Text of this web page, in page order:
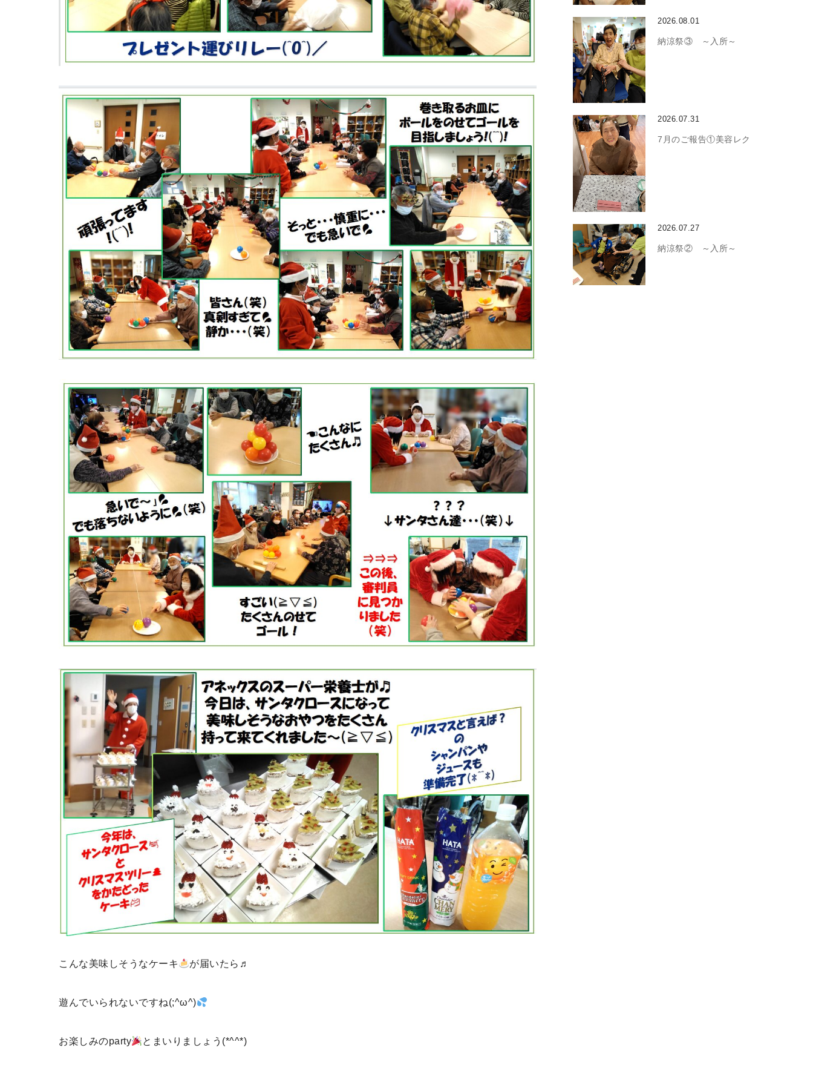
こんな美味しそうなケーキ が届いたら♬
遊んでいられないですね(;^ω^)
お楽しみのparty とまいりましょう(*^^*)
2026.08.01
納涼祭③ ～入所～
2026.07.31
7月のご報告①美容レク
2026.07.27
納涼祭② ～入所～